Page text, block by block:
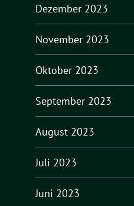
Dezember 2023
November 2023
Oktober 2023
September 2023
August 2023
Juli 2023
Juni 2023